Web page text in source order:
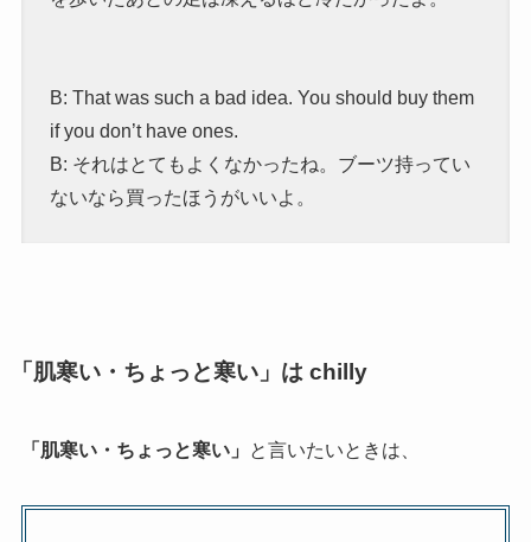
B: That was such a bad idea. You should buy them
if you don’t have ones.
B: それはとてもよくなかったね。ブーツ持ってい
ないなら買ったほうがいいよ。
「肌寒い・ちょっと寒い」は chilly
「肌寒い・ちょっと寒い」 と言いたいときは、